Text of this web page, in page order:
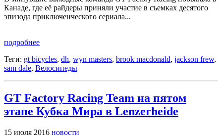
Канаде, где её райдеры приняли участие в съемках десятого
эпизода приключенческого сериала...
подробнее
Теги: gt bicycles, dh, wyn masters, brook macdonald, jackson frew,
sam dale, Велосипеды
GT Factory Racing Team на пятом
этапе Кубка Мира в Lenzerheide
15 июля 2016 новости